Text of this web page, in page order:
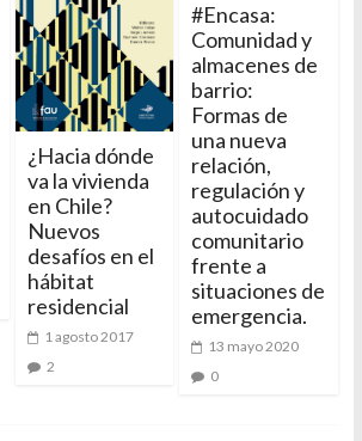
¿Hacia dónde
va la vivienda
en Chile?
Nuevos
desafíos en el
hábitat
residencial
1 agosto 2017
2
#Encasa:
Comunidad y
almacenes de
barrio:
Formas de
una nueva
relación,
regulación y
autocuidado
comunitario
frente a
situaciones de
emergencia.
13 mayo 2020
0